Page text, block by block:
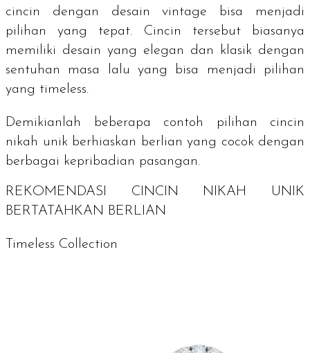
cincin dengan desainvintage bisa menjadi
pilihan yang tepat. Cincin tersebut biasanya
memiliki desain yang elegan dan klasik dengan
sentuhan masa lalu yang bisa menjadi pilihan
yang timeless.
Demikianlah beberapa contoh pilihan cincin
nikah unik berhiaskan berlian yang cocok dengan
berbagai kepribadian pasangan.
REKOMENDASI CINCIN NIKAH UNIK
BERTATAHKAN BERLIAN
Timeless Collection